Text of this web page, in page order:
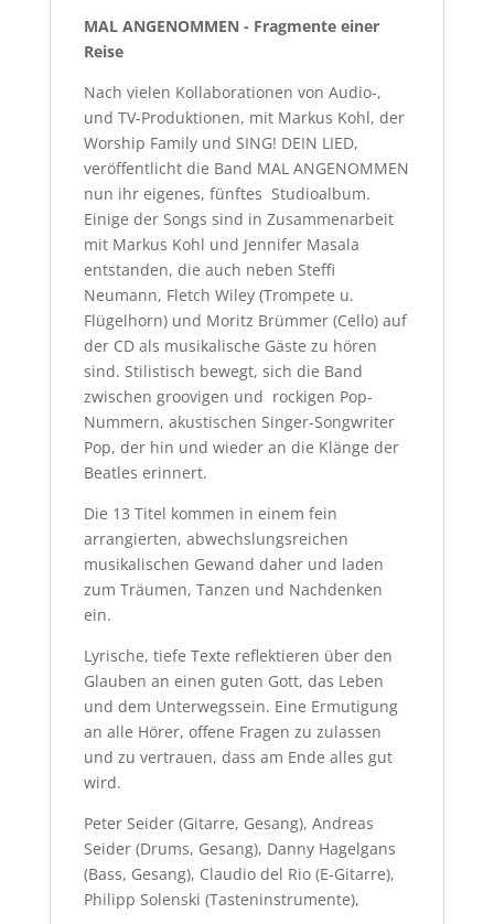
MAL ANGENOMMEN - Fragmente einer
Reise
Nach vielen Kollaborationen von Audio-,
und TV-Produktionen, mit Markus Kohl, der
Worship Family und SING! DEIN LIED,
veröffentlicht die Band MAL ANGENOMMEN
nun ihr eigenes, fünftes Studioalbum.
Einige der Songs sind in Zusammenarbeit
mit Markus Kohl und Jennifer Masala
entstanden, die auch neben Steffi
Neumann, Fletch Wiley (Trompete u.
Flügelhorn) und Moritz Brümmer (Cello) auf
der CD als musikalische Gäste zu hören
sind. Stilistisch bewegt, sich die Band
zwischen groovigen und rockigen Pop-
Nummern, akustischen Singer-Songwriter
Pop, der hin und wieder an die Klänge der
Beatles erinnert.
Die 13 Titel kommen in einem fein
arrangierten, abwechslungsreichen
musikalischen Gewand daher und laden
zum Träumen, Tanzen und Nachdenken
ein.
Lyrische, tiefe Texte reflektieren über den
Glauben an einen guten Gott, das Leben
und dem Unterwegssein. Eine Ermutigung
an alle Hörer, offene Fragen zu zulassen
und zu vertrauen, dass am Ende alles gut
wird.
Peter Seider (Gitarre, Gesang), Andreas
Seider (Drums, Gesang), Danny Hagelgans
(Bass, Gesang), Claudio del Rio (E-Gitarre),
Philipp Solenski (Tasteninstrumente),